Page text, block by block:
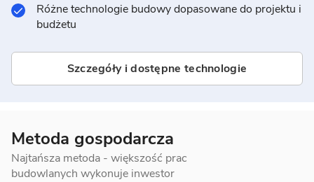
Metoda gospodarcza
Najtańsza metoda - większość prac
budowlanych wykonuje inwestor
Różne technologie budowy dopasowane do projektu i
budżetu
Szczegóły i dostępne technologie